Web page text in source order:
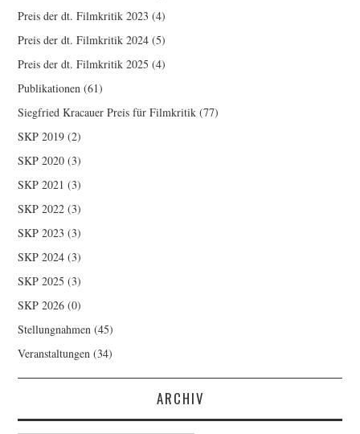
Preis der dt. Filmkritik 2023 (4)
Preis der dt. Filmkritik 2024 (5)
Preis der dt. Filmkritik 2025 (4)
Publikationen (61)
Siegfried Kracauer Preis für Filmkritik (77)
SKP 2019 (2)
SKP 2020 (3)
SKP 2021 (3)
SKP 2022 (3)
SKP 2023 (3)
SKP 2024 (3)
SKP 2025 (3)
SKP 2026 (0)
Stellungnahmen (45)
Veranstaltungen (34)
ARCHIV